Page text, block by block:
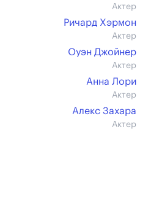
Актер
Ричард Хэрмон
Актер
Оуэн Джойнер
Актер
Анна Лори
Актер
Алекс Захара
Актер